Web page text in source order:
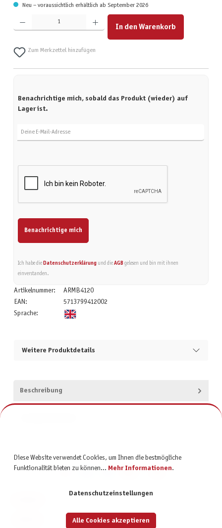
Neu – voraussichtlich erhältlich ab September 2026
Produkt Anzahl: Gib den gewünschten Wert ein oder benutze die Schaltflächen um die Anzahl zu
In den Warenkorb
Zum Merkzettel hinzufügen
Benachrichtige mich, sobald das Produkt (wieder) auf
Lager ist.
Benachrichtige mich
Ich habe die Datenschutzerklärungund die AGBgelesen und bin mit ihnen
einverstanden.
Artikelnummer:
ARMB4120
EAN:
5713799412002
Sprache:
Weitere Produktdetails
Beschreibung
Diese Website verwendet Cookies, um Ihnen die bestmögliche
Funktionalität bieten zu können... Mehr Informationen.
Datenschutzeinstellungen
Alle Cookies akzeptieren